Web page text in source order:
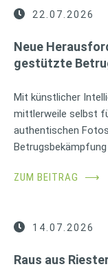
22.07.2026
Neue
gestützte
Mit künstlicher
mittlerweile selbst
authentischen
ZUM BEITRAG ⟶
14.07.2026
Raus aus